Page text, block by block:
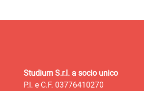
Studium S.r.l. a socio unico
P.I. e C.F. 03776410270